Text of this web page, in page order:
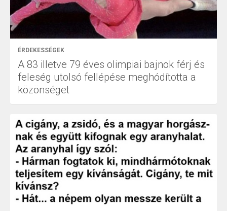
ÉRDEKESSÉGEK
A 83 illetve 79 éves olimpiai bajnok férj és
feleség utolsó fellépése meghódította a
közönséget